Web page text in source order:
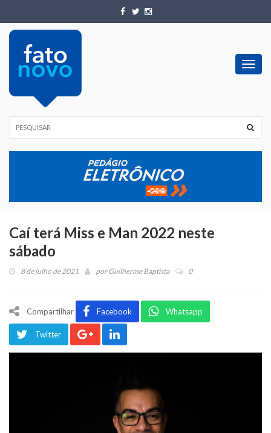
Caí terá Miss e Man 2022 neste
sábado
8 de julho de 2021 porGuilherme Baptista 0
Compartilhar Facebook Whatsapp
Twitter